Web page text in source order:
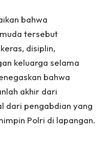
bahwa
tersebut
disiplin,
keluarga selama
bahwa
akhir dari
dari pengabdian yang
Polri di lapangan.